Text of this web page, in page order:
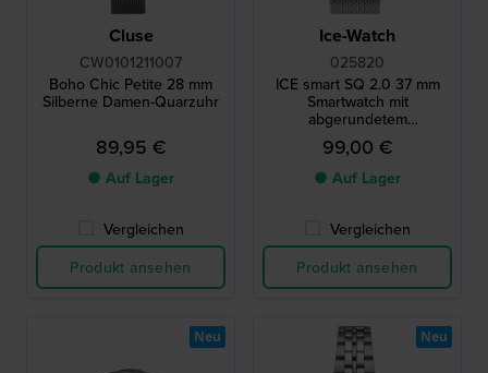
Cluse
CW0101211007
Boho Chic Petite 28 mm
Silberne Damen-Quarzuhr
89,95 €
● Auf Lager
Vergleichen
Produkt ansehen
Ice-Watch
025820
ICE smart SQ 2.0 37 mm
Smartwatch mit
abgerundetem
quadratischem Gehäuse
und AMOLED-Touchscreen
99,00 €
● Auf Lager
Vergleichen
Produkt ansehen
Neu Neu